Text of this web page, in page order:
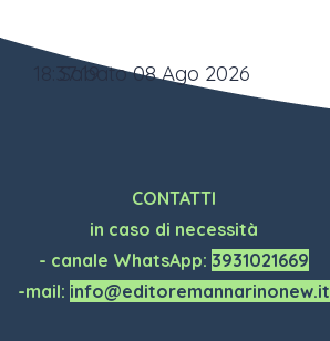
18:37:20Sabato 08 Ago 2026
CONTATTI
in caso di necessità
- canale WhatsApp: 3931021669
-mail: info@editoremannarinonew.it